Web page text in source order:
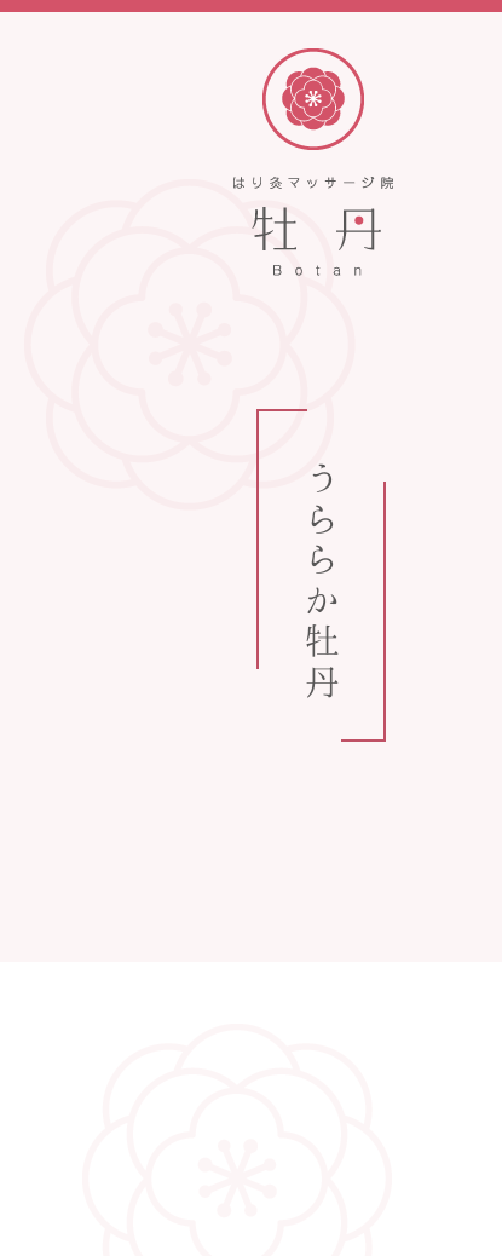
うららか牡丹